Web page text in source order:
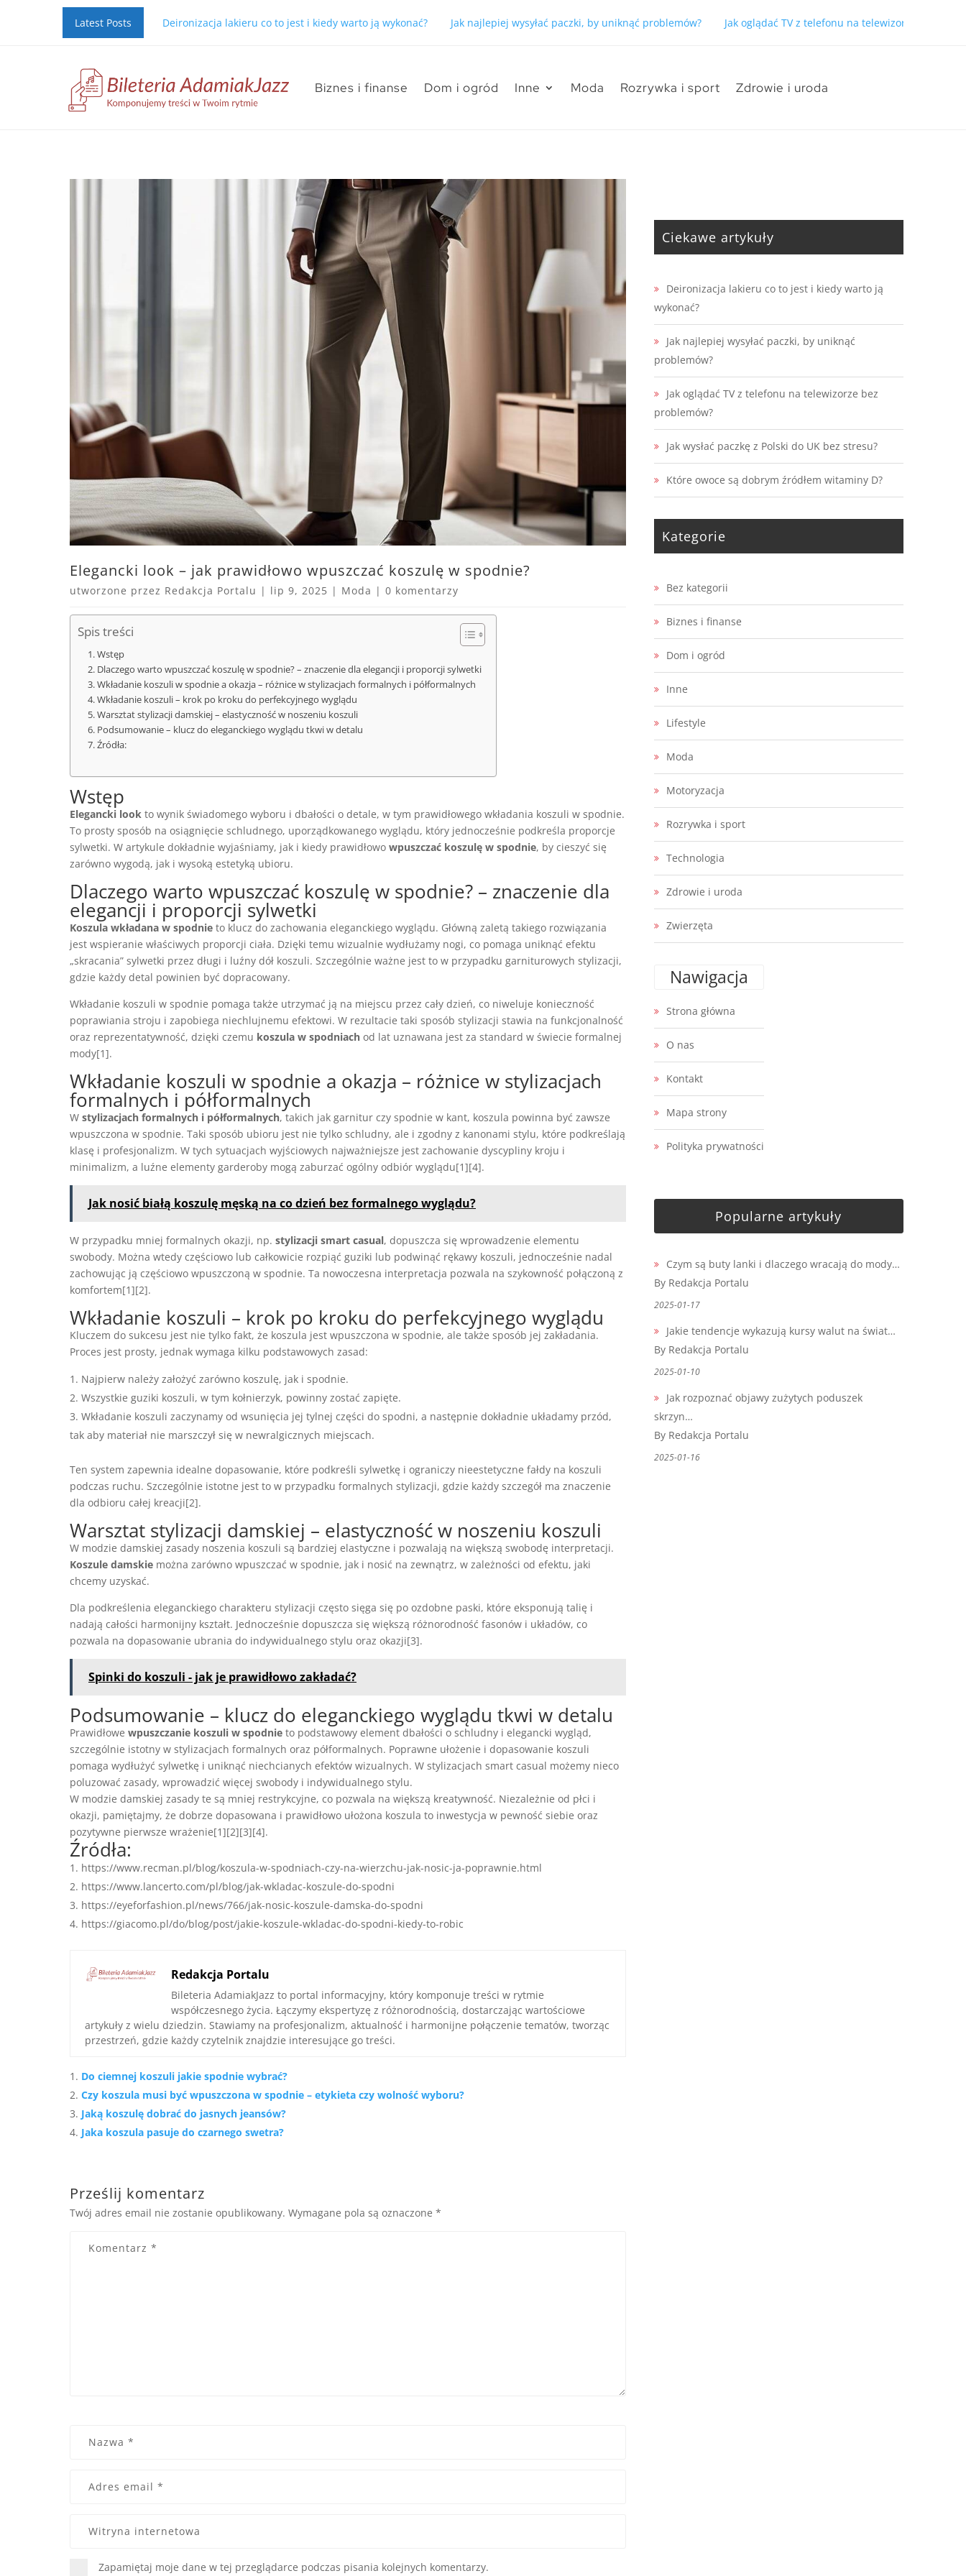
Latest Posts Deironizacja lakieru co to jest i kiedy warto ją wykonać? Jak najlepiej wysyłać paczki, by uniknąć problemów? Jak oglądać TV z telefonu na telewizorze bez
Biznes i finanse Dom i ogród Inne Moda Rozrywka i sport Zdrowie i uroda
Elegancki look – jak prawidłowo wpuszczać koszulę w spodnie?
utworzone przez Redakcja Portalu | lip 9, 2025 | Moda | 0 komentarzy
Spis treści
Wstęp
Dlaczego warto wpuszczać koszulę w spodnie? – znaczenie dla elegancji i proporcji sylwetki
Wkładanie koszuli w spodnie a okazja – różnice w stylizacjach formalnych i półformalnych
Wkładanie koszuli – krok po kroku do perfekcyjnego wyglądu
Warsztat stylizacji damskiej – elastyczność w noszeniu koszuli
Podsumowanie – klucz do eleganckiego wyglądu tkwi w detalu
Źródła:
Wstęp
Elegancki look to wynik świadomego wyboru i dbałości o detale, w tym prawidłowego wkładania koszuli w spodnie.
To prosty sposób na osiągnięcie schludnego, uporządkowanego wyglądu, który jednocześnie podkreśla proporcje
sylwetki. W artykule dokładnie wyjaśniamy, jak i kiedy prawidłowo wpuszczać koszulę w spodnie, by cieszyć się
zarówno wygodą, jak i wysoką estetyką ubioru.
Dlaczego warto wpuszczać koszulę w spodnie? – znaczenie dla
elegancji i proporcji sylwetki
Koszula wkładana w spodnie to klucz do zachowania eleganckiego wyglądu. Główną zaletą takiego rozwiązania
jest wspieranie właściwych proporcji ciała. Dzięki temu wizualnie wydłużamy nogi, co pomaga uniknąć efektu
„skracania” sylwetki przez długi i luźny dół koszuli. Szczególnie ważne jest to w przypadku garniturowych stylizacji,
gdzie każdy detal powinien być dopracowany.
Wkładanie koszuli w spodnie pomaga także utrzymać ją na miejscu przez cały dzień, co niweluje konieczność
poprawiania stroju i zapobiega niechlujnemu efektowi. W rezultacie taki sposób stylizacji stawia na funkcjonalność
oraz reprezentatywność, dzięki czemu koszula w spodniach od lat uznawana jest za standard w świecie formalnej
mody[1].
Wkładanie koszuli w spodnie a okazja – różnice w stylizacjach
formalnych i półformalnych
W stylizacjach formalnych i półformalnych, takich jak garnitur czy spodnie w kant, koszula powinna być zawsze
wpuszczona w spodnie. Taki sposób ubioru jest nie tylko schludny, ale i zgodny z kanonami stylu, które podkreślają
klasę i profesjonalizm. W tych sytuacjach wyjściowych najważniejsze jest zachowanie dyscypliny kroju i
minimalizm, a luźne elementy garderoby mogą zaburzać ogólny odbiór wyglądu[1][4].
Jak nosić białą koszulę męską na co dzień bez formalnego wyglądu?
W przypadku mniej formalnych okazji, np. stylizacji smart casual, dopuszcza się wprowadzenie elementu
swobody. Można wtedy częściowo lub całkowicie rozpiąć guziki lub podwinąć rękawy koszuli, jednocześnie nadal
zachowując ją częściowo wpuszczoną w spodnie. Ta nowoczesna interpretacja pozwala na szykowność połączoną z
komfortem[1][2].
Wkładanie koszuli – krok po kroku do perfekcyjnego wyglądu
Kluczem do sukcesu jest nie tylko fakt, że koszula jest wpuszczona w spodnie, ale także sposób jej zakładania.
Proces jest prosty, jednak wymaga kilku podstawowych zasad:
Najpierw należy założyć zarówno koszulę, jak i spodnie.
Wszystkie guziki koszuli, w tym kołnierzyk, powinny zostać zapięte.
Wkładanie koszuli zaczynamy od wsunięcia jej tylnej części do spodni, a następnie dokładnie układamy przód,
tak aby materiał nie marszczył się w newralgicznych miejscach.
Ten system zapewnia idealne dopasowanie, które podkreśli sylwetkę i ograniczy nieestetyczne fałdy na koszuli
podczas ruchu. Szczególnie istotne jest to w przypadku formalnych stylizacji, gdzie każdy szczegół ma znaczenie
dla odbioru całej kreacji[2].
Warsztat stylizacji damskiej – elastyczność w noszeniu koszuli
W modzie damskiej zasady noszenia koszuli są bardziej elastyczne i pozwalają na większą swobodę interpretacji.
Koszule damskie można zarówno wpuszczać w spodnie, jak i nosić na zewnątrz, w zależności od efektu, jaki
chcemy uzyskać.
Dla podkreślenia eleganckiego charakteru stylizacji często sięga się po ozdobne paski, które eksponują talię i
nadają całości harmonijny kształt. Jednocześnie dopuszcza się większą różnorodność fasonów i układów, co
pozwala na dopasowanie ubrania do indywidualnego stylu oraz okazji[3].
Spinki do koszuli - jak je prawidłowo zakładać?
Podsumowanie – klucz do eleganckiego wyglądu tkwi w detalu
Prawidłowe wpuszczanie koszuli w spodnie to podstawowy element dbałości o schludny i elegancki wygląd,
szczególnie istotny w stylizacjach formalnych oraz półformalnych. Poprawne ułożenie i dopasowanie koszuli
pomaga wydłużyć sylwetkę i uniknąć niechcianych efektów wizualnych. W stylizacjach smart casual możemy nieco
poluzować zasady, wprowadzić więcej swobody i indywidualnego stylu.
W modzie damskiej zasady te są mniej restrykcyjne, co pozwala na większą kreatywność. Niezależnie od płci i
okazji, pamiętajmy, że dobrze dopasowana i prawidłowo ułożona koszula to inwestycja w pewność siebie oraz
pozytywne pierwsze wrażenie[1][2][3][4].
Źródła:
https://www.recman.pl/blog/koszula-w-spodniach-czy-na-wierzchu-jak-nosic-ja-poprawnie.html
https://www.lancerto.com/pl/blog/jak-wkladac-koszule-do-spodni
https://eyeforfashion.pl/news/766/jak-nosic-koszule-damska-do-spodni
https://giacomo.pl/do/blog/post/jakie-koszule-wkladac-do-spodni-kiedy-to-robic
Redakcja Portalu
Bileteria AdamiakJazz to portal informacyjny, który komponuje treści w rytmie
współczesnego życia. Łączymy ekspertyzę z różnorodnością, dostarczając wartościowe
artykuły z wielu dziedzin. Stawiamy na profesjonalizm, aktualność i harmonijne połączenie tematów, tworząc
przestrzeń, gdzie każdy czytelnik znajdzie interesujące go treści.
Do ciemnej koszuli jakie spodnie wybrać?
Czy koszula musi być wpuszczona w spodnie – etykieta czy wolność wyboru?
Jaką koszulę dobrać do jasnych jeansów?
Jaka koszula pasuje do czarnego swetra?
Prześlij komentarz
Twój adres email nie zostanie opublikowany. Wymagane pola są oznaczone *
Zapamiętaj moje dane w tej przeglądarce podczas pisania kolejnych komentarzy.
Ciekawe artykuły
Deironizacja lakieru co to jest i kiedy warto ją
wykonać?
Jak najlepiej wysyłać paczki, by uniknąć
problemów?
Jak oglądać TV z telefonu na telewizorze bez
problemów?
Jak wysłać paczkę z Polski do UK bez stresu?
Które owoce są dobrym źródłem witaminy D?
Kategorie
Bez kategorii
Biznes i finanse
Dom i ogród
Inne
Lifestyle
Moda
Motoryzacja
Rozrywka i sport
Technologia
Zdrowie i uroda
Zwierzęta
Nawigacja
Strona główna
O nas
Kontakt
Mapa strony
Polityka prywatności
Popularne artykuły
Czym są buty lanki i dlaczego wracają do mody…
By Redakcja Portalu
2025-01-17
Jakie tendencje wykazują kursy walut na świat…
By Redakcja Portalu
2025-01-10
Jak rozpoznać objawy zużytych poduszek
skrzyn…
By Redakcja Portalu
2025-01-16